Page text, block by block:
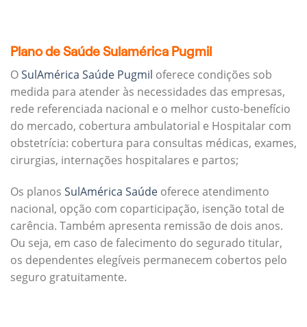
Plano de Saúde Sulamérica Pugmil
OSulAmérica Saúde Pugmil oferece condições sob
medida para atender às necessidades das empresas,
rede referenciada nacional e o melhor custo-benefício
do mercado, cobertura ambulatorial e Hospitalar com
obstetrícia: cobertura para consultas médicas, exames,
cirurgias, internações hospitalares e partos;
Os planos SulAmérica Saúde oferece atendimento
nacional, opção com coparticipação, isenção total de
carência. Também apresenta remissão de dois anos.
Ou seja, em caso de falecimento do segurado titular,
os dependentes elegíveis permanecem cobertos pelo
seguro gratuitamente.